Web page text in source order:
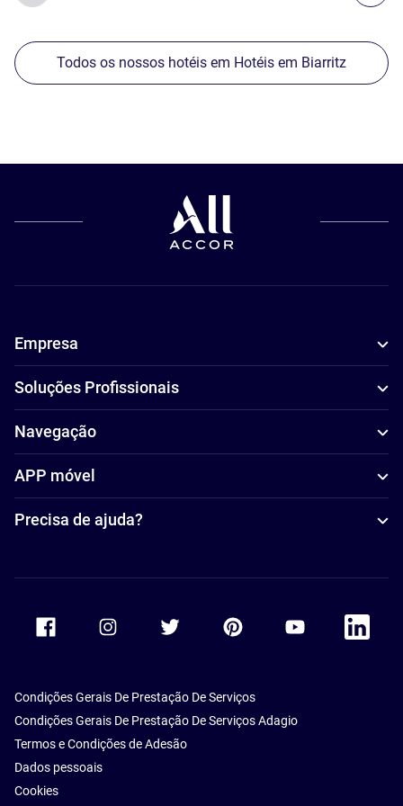
Todos os nossos hotéis em Hotéis em Biarritz
Empresa
Soluções Profissionais
Navegação
APP móvel
Precisa de ajuda?
Accor Facebook Accor TwitterAccor PinterestAccor Youtube
Accor
Condições Gerais De Prestação De Serviços
Condições Gerais De Prestação De Serviços Adagio
Termos e Condições de Adesão
Dados pessoais
Cookies